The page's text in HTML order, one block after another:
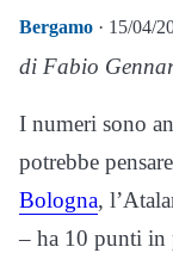
Bergamo · 15/04/
di Fabio
I numeri sono
potrebbe
Bologna,
– ha 10 punti in